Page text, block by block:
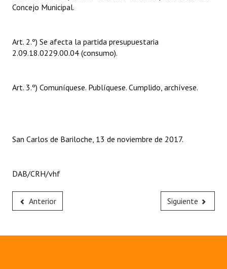
Huéspedes de Honor - Registro
Reconocimientos - Registro
Concejo Municipal.
Art. 2.º) Se afecta la partida presupuestaria
2.09.18.0229.00.04 (consumo).
Art. 3.º) Comuníquese. Publíquese. Cumplido, archívese.
San Carlos de Bariloche, 13 de noviembre de 2017.
DAB/CRH/vhf
Anterior Siguiente